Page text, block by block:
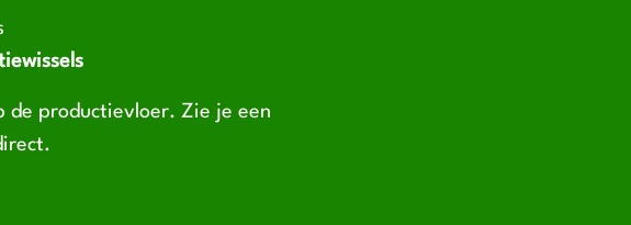
de productievloer. Zie je een